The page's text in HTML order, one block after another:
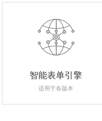
智能表单引擎
适用于各版本